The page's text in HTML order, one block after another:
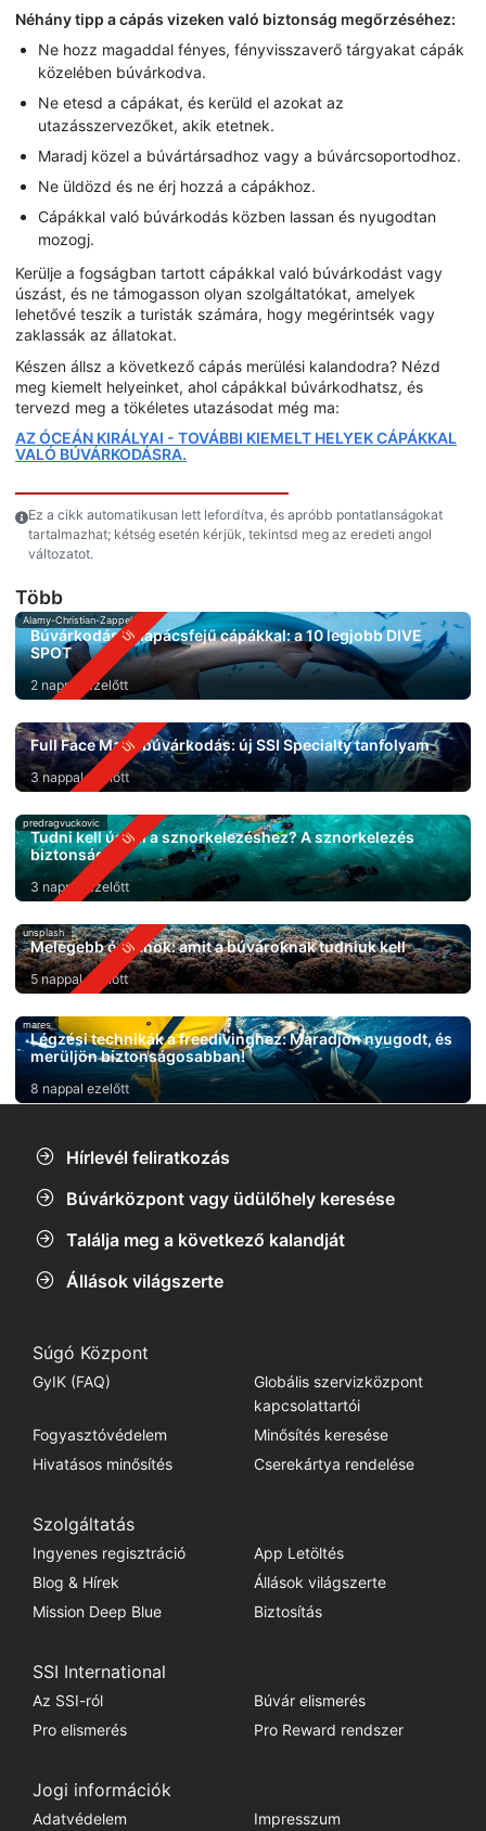
Néhány tipp a cápás vizeken való biztonság megőrzéséhez:
Ne hozz magaddal fényes, fényvisszaverő tárgyakat cápák
közelében búvárkodva.
Ne etesd a cápákat, és kerüld el azokat az
utazásszervezőket, akik etetnek.
Maradj közel a búvártársadhoz vagy a búvárcsoportodhoz.
Ne üldözd és ne érj hozzá a cápákhoz.
Cápákkal való búvárkodás közben lassan és nyugodtan
mozogj.
Kerülje a fogságban tartott cápákkal való búvárkodást vagy
úszást, és ne támogasson olyan szolgáltatókat, amelyek
lehetővé teszik a turisták számára, hogy megérintsék vagy
zaklassák az állatokat.
Készen állsz a következő cápás merülési kalandodra? Nézd
meg kiemelt helyeinket, ahol cápákkal búvárkodhatsz, és
tervezd meg a tökéletes utazásodat még ma:
AZ ÓCEÁN KIRÁLYAI - TOVÁBBI KIEMELT HELYEK CÁPÁKKAL
VALÓ BÚVÁRKODÁSRA.
Ez a cikk automatikusan lett lefordítva, és apróbb pontatlanságokat
tartalmazhat; kétség esetén kérjük, tekintsd meg az eredeti angol
változatot.
Több
Alamy-Christian-Zappel
Búvárkodás kalapácsfejű cápákkal: a 10 legjobb DIVE
SPOT
2 nappal ezelőtt
Full Face Mask búvárkodás: új SSI Specialty tanfolyam
3 nappal ezelőtt
predragvuckovic
Tudni kell úszni a sznorkelezéshez? A sznorkelezés
biztonsága
3 nappal ezelőtt
unsplash
Melegebb óceánok: amit a búvároknak tudniuk kell
5 nappal ezelőtt
mares
Légzési technikák a freedivinghez: Maradjon nyugodt, és
merüljön biztonságosabban!
8 nappal ezelőtt
Hírlevél feliratkozás
Búvárközpont vagy üdülőhely keresése
Találja meg a következő kalandját
Állások világszerte
Súgó Központ
GyIK (FAQ)
Globális szervizközpont
kapcsolattartói
Fogyasztóvédelem
Minősítés keresése
Hivatásos minősítés
Cserekártya rendelése
Szolgáltatás
Ingyenes regisztráció
App Letöltés
Blog & Hírek
Állások világszerte
Mission Deep Blue
Biztosítás
SSI International
Az SSI-ról
Búvár elismerés
Pro elismerés
Pro Reward rendszer
Jogi információk
Adatvédelem Impresszum